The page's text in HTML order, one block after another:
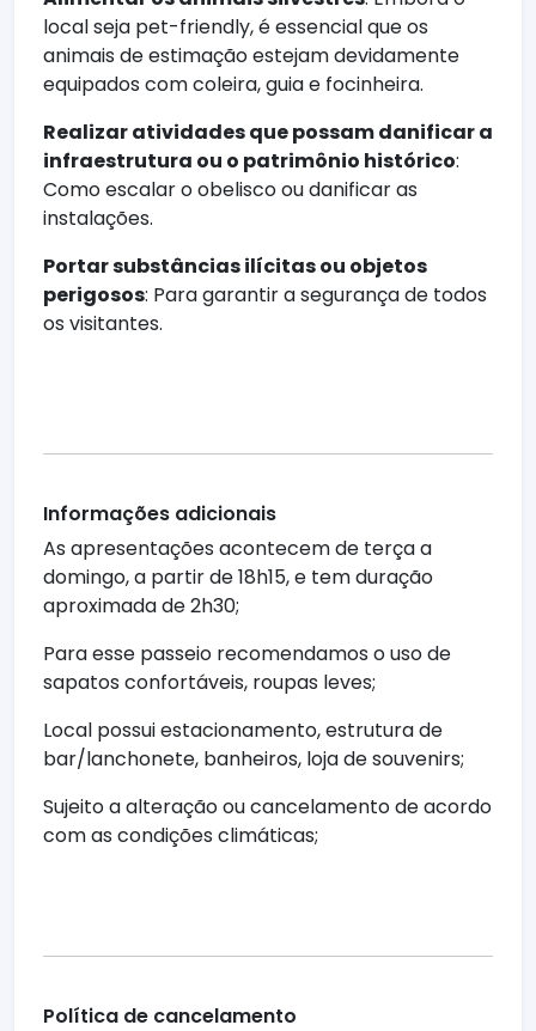
local seja pet-friendly, é essencial que os
animais de estimação estejam devidamente
equipados com coleira, guia e focinheira.
Realizar atividades que possam danificar a
infraestrutura ou o patrimônio histórico:
Como escalar o obelisco ou danificar as
instalações.
Portar substâncias ilícitas ou objetos
perigosos: Para garantir a segurança de todos
os visitantes.
Informações adicionais
As apresentações acontecem de terça a
domingo, a partir de 18h15, e tem duração
aproximada de 2h30;
Para esse passeio recomendamos o uso de
sapatos confortáveis, roupas leves;
Local possui estacionamento, estrutura de
bar/lanchonete, banheiros, loja de souvenirs;
Sujeito a alteração ou cancelamento de acordo
com as condições climáticas;
Política de cancelamento